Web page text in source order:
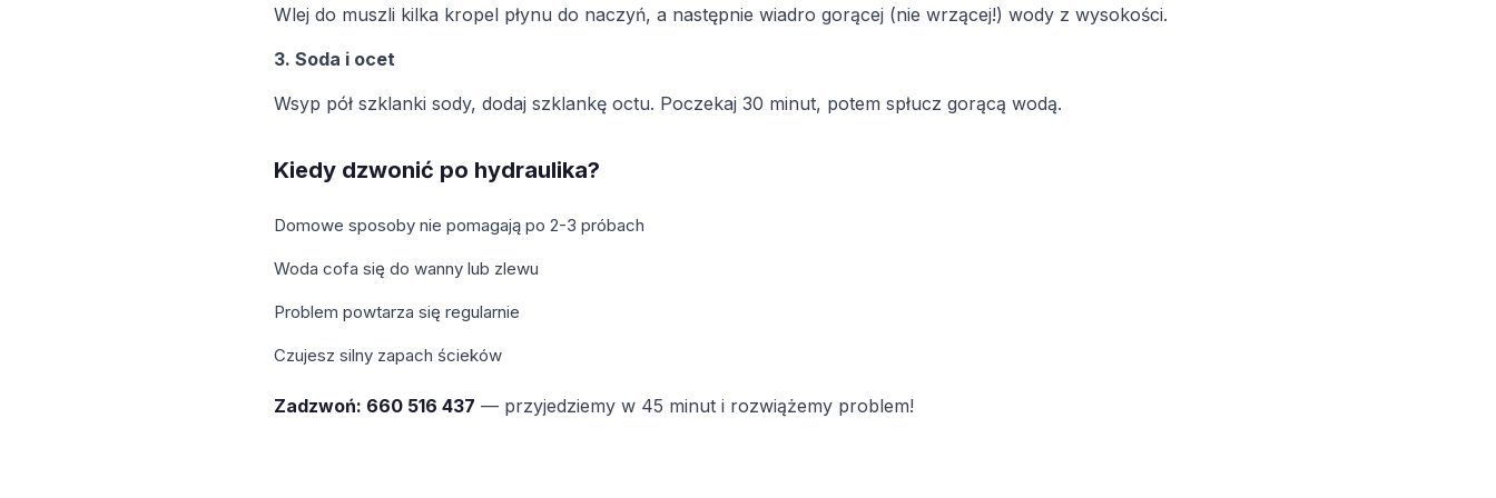
Wlej do muszli kilka kropel płynu do naczyń, a następnie wiadro gorącej (nie wrzącej!) wody z wysokości.
3. Soda i ocet
Wsyp pół szklanki sody, dodaj szklankę octu. Poczekaj 30 minut, potem spłucz gorącą wodą.
Kiedy dzwonić po hydraulika?
Domowe sposoby nie pomagają po 2-3 próbach
Woda cofa się do wanny lub zlewu
Problem powtarza się regularnie
Czujesz silny zapach ścieków
Zadzwoń: 660 516 437 — przyjedziemy w 45 minut i rozwiążemy problem!